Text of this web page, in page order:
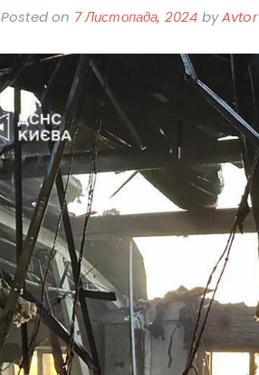
Posted on 7 Листопада, 2024 byAvtor